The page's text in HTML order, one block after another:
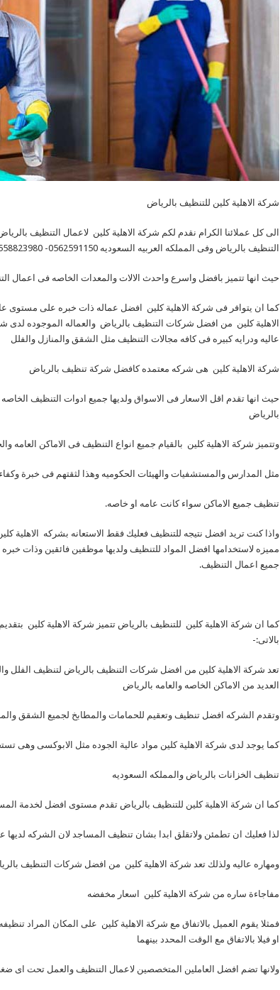
شركة الاهلية كلين للتنظيف بالرياض
الى كل عملائنا الكرام نقدم لكم شركة الاهلية كلين لاعمال التنظيف
التنظيف بالرياض وفى المملكه العربيه السعوديه 0562591150- 0558823980.
حيث انها تتميز بافضل واسرع واحدث الالات والمعدات الخاصه فى اعمال
كما ان يتوافر فى شركة الاهلية كلين افضل عماله ذات خبره على مستوى
الاهلية كلين من افضل شركات التنظيف بالرياض والعماله الموجوده لدى
عاليه ودرايه كبيره فى كافه مجالات التنظيف مثل الشقق والمنازل والفلل
شركة الاهلية كلين هى شركه معتمده كافضل شركة تنظيف بالرياض
حيث انها تقدم اقل الاسعار فى الاسواق ولديها جميع ادوات التنظيف الخاصه
بالرياض
وتتميز شركة الاهلية كلين بالقيام جميع انواع التنظيف فى الاماكن العامه
مثل المدارس والمستشفيات والهيئات الحكوميه وهذا لثقتهم فى خبرة
تنظيف جميع الاماكن سواء كانت عامه او خاصه.
واذا كنت تريد افضل نتيجه للتنظيف فعليك فقط الاستعانه بشركه الاهلية
مميزه لاستخدامها افضل المواد للتنظيف ولديها موظفين فائقين وذات
جميع اعمال التنظيف.
كما ان شركة الاهلية كلين للتنظيف بالرياض تتميز شركة الاهلية كلين
بالاتى:-
تعد شركة الاهلية كلين من افضل شركات التنظيف بالرياض لتنظيف الفلل
العديد من الاماكن الخاصه والعامه بالرياض
وتقدم الشركه افضل تنظيف وتعقيم للحمامات والمطابخ لجميع الشقق
كما يوجد لدى شركة الاهلية كلين مواد عالية الجوده مثل الابوكسى وهى
تنظيف الخزانات بالرياض والمملكه السعوديه
كما ان شركة الاهلية كلين للتنظيف بالرياض تقدم مستوى افضل لخدمة
لذا فعليك ان تطمئن ولاتقلق ابدا بشان تنظيف المساجد لان الشركه لديها
ومهاره عاليه ولذلك تعد شركة الاهلية كلين من افضل شركات التنظيف
مفاجاءة ساره من شركة الاهلية كلين اسعار مخفضه
فمثلا يقوم العميل بالاتفاق مع شركة الاهلية كلين على المكان المراد
او فيلا بالاتفاق مع الوقت المحدد بينهما
ولانها تضم افضل العاملين المتخصصين لاعمال التنظيف والعمل تحت اى